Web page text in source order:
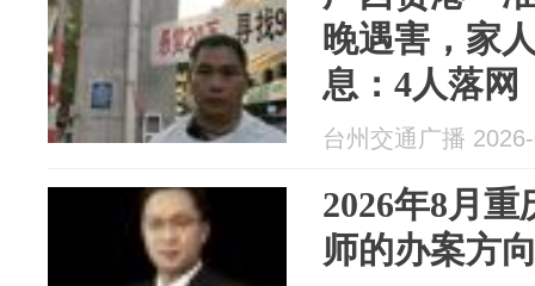
晚遇害，家
息：4人落网
岁，被警方
台州交通广播
2026年8月
师的办案方